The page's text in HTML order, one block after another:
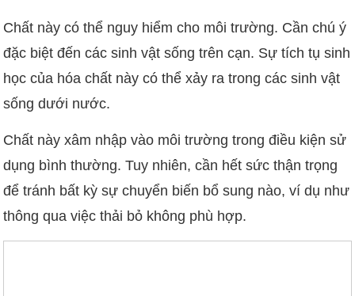
Chất này có thể nguy hiểm cho môi trường. Cần chú ý
đặc biệt đến các sinh vật sống trên cạn. Sự tích tụ sinh
học của hóa chất này có thể xảy ra trong các sinh vật
sống dưới nước.
Chất này xâm nhập vào môi trường trong điều kiện sử
dụng bình thường. Tuy nhiên, cần hết sức thận trọng
để tránh bất kỳ sự chuyển biến bổ sung nào, ví dụ như
thông qua việc thải bỏ không phù hợp.